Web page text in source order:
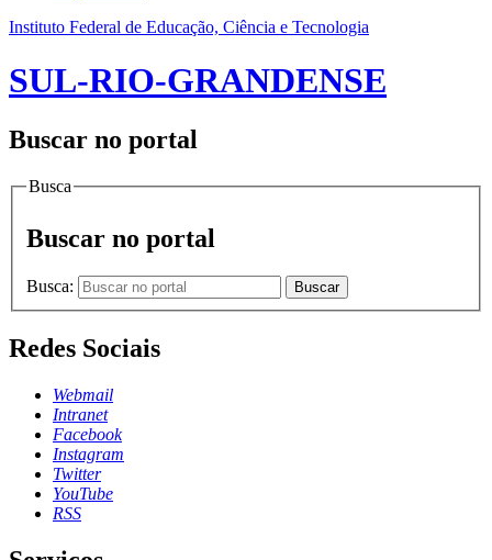
Instituto Federal de Educação, Ciência e Tecnologia
SUL-RIO-GRANDENSE
Buscar no portal
Busca
Buscar no portal
Busca: Buscar
Redes Sociais
Webmail
Intranet
Facebook
Instagram
Twitter
YouTube
RSS